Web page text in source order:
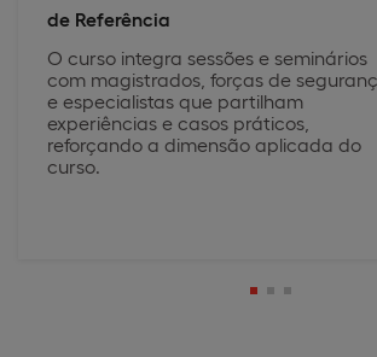
de Referência
O curso integra sessões e seminários
com magistrados, forças de
e especialistas que partilham
experiências e casos práticos,
reforçando a dimensão aplicada do
curso.